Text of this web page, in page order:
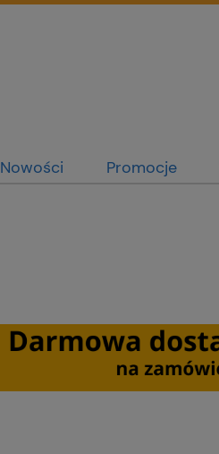
Nowości Promocje